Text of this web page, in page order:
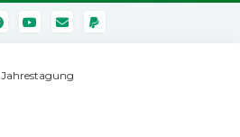
Jahrestagung